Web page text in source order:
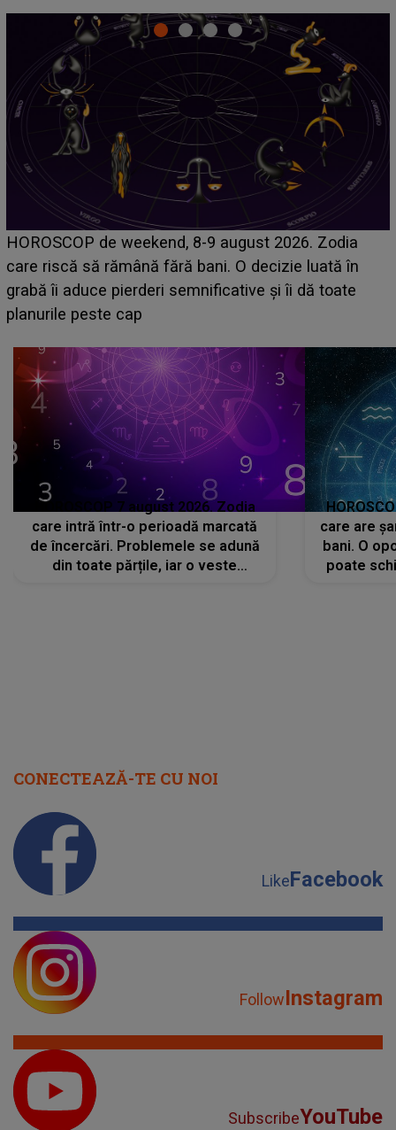
Emanuel a ținut ACEST DETALIU ASCUNS până
acum! În fața Alexandrei, concurentul din Casa Iubirii
face o MĂRTURISIRE NEAȘTEPTATĂ despre mama
sa: "I-am spus și ei în față, eu nu te iubesc pentru
HOROSCOP 7 august 2026. Zodia
care intră într-o perioadă marcată
de încercări. Problemele se adună
din toate părțile, iar o veste
care are
bani. O
poate
CONECTEAZĂ-TE CU NOI
LikeFacebook
FollowInstagram
SubscribeYouTube